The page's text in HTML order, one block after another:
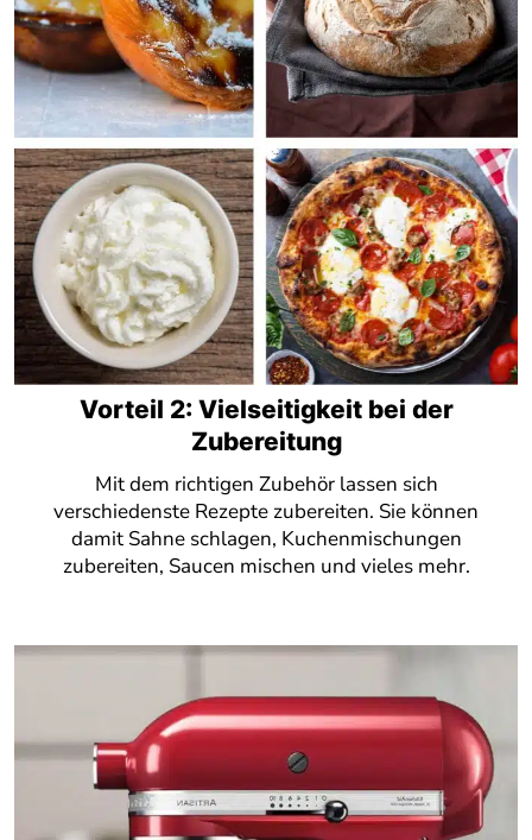
Vorteil 2: Vielseitigkeit bei der
Zubereitung
Mit dem richtigen Zubehör lassen sich
verschiedenste Rezepte zubereiten. Sie können
damit Sahne schlagen, Kuchenmischungen
zubereiten, Saucen mischen und vieles mehr.